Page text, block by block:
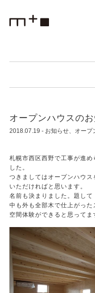
オープンハウスのお
2018.07.19 - お知らせ オープ
札幌市西区西野で工事が進
した。
つきましてはオープンハウ
いただければと思います。
名前も決まりました。題し
中も外も全部木で仕上がっ
空間体験ができると思ってま